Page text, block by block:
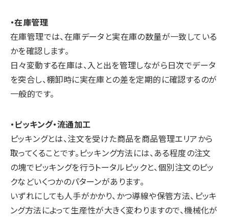
・在庫管理
在庫管理では、在庫データと実在庫の数量が一致している
かを確認します。
日々変動する在庫は、入と出を管理しながら日次でデータ
を突合し、棚卸時に実在庫との差を定期的に確認するのが
一般的です。
・ピッキング・流通加工
ピッキングとは、注文を受けた商品を商品管理エリアから
取ってくることです。ピッキング方法には、ある程度の注文
の塊でピッキングを行うトータルピックと、個別注文のピッ
クなどいくつかのパターンがあります。
いずれにしても人手がかかり、かつ導線や保管方法、ピッキ
ング方法によって生産性が大きく変わりますので、機械化が